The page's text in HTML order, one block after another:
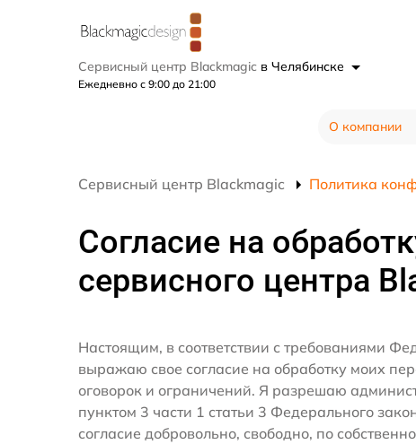
Сервисный центр Blackmagic в Челябинске
Ежедневно с 9:00 до 21:00
О компании
Сервисный центр Blackmagic Политика
Согласие на
сервисного центра
Настоящим, в соответствии с требованиями
выражаю свое согласие на обработку моих
оговорок и ограничений. Я разрешаю
пунктом 3 части 1 статьи 3 Федерального
согласие добровольно, свободно, по